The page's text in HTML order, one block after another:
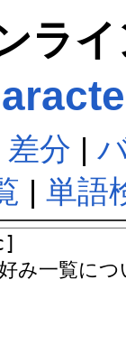
ラ
差分 |
| 単語